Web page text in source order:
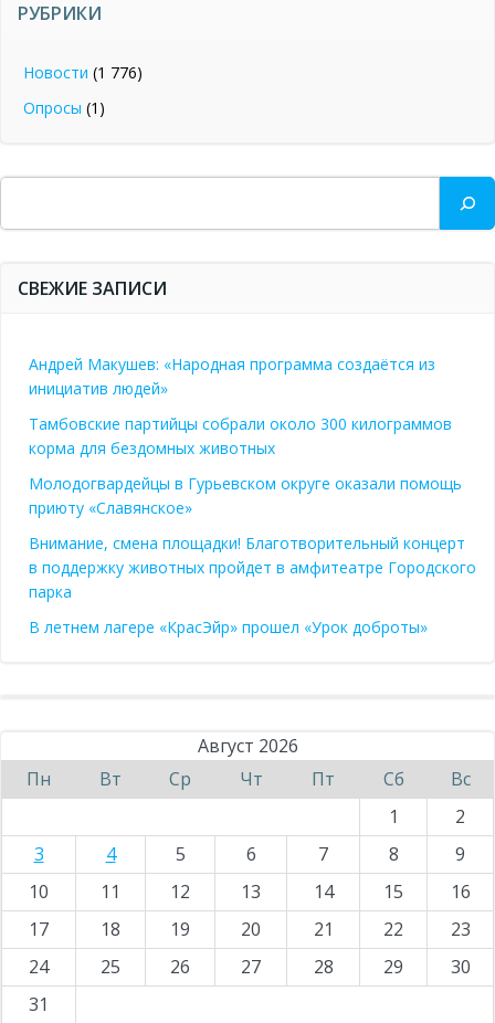
РУБРИКИ
Новости (1 776)
Опросы (1)
Поиск
СВЕЖИЕ ЗАПИСИ
Андрей Макушев: «Народная программа создаётся из
инициатив людей»
Тамбовские партийцы собрали около 300 килограммов
корма для бездомных животных
Молодогвардейцы в Гурьевском округе оказали помощь
приюту «Славянское»
Внимание, смена площадки! Благотворительный концерт
в поддержку животных пройдет в амфитеатре Городского
парка
В летнем лагере «КрасЭйр» прошел «Урок доброты»
Август 2026
Пн
Вт Ср Чт Пт Сб
Вс
1
2
3
4 5 6 7 8
9
10
11 12 13 14 15
16
17
18 19 20 21 22
23
24
25 26 27 28 29
30
31